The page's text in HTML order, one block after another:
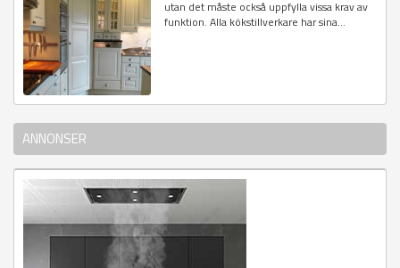
utan det måste också uppfylla vissa krav av
funktion. Alla kökstillverkare har sina...
ANNONSER